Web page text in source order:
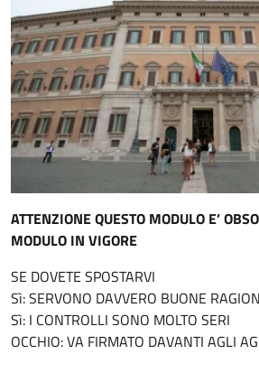
ATTENZIONE QUESTO MODULO E’
MODULO IN VIGORE
SE DOVETE SPOSTARVI
Sì: SERVONO DAVVERO BUONE
Sì: I CONTROLLI SONO MOLTO SERI
OCCHIO: VA FIRMATO DAVANTI AGLI